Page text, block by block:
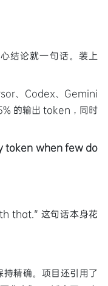
结论就一句话。装上
、Codex、Gemini
的输出 token，同时
token when few do
that." 这句话本身花
精确。项目还引用了